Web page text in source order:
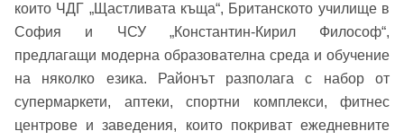
Забравена парола?
Вход
които ЧДГ „Щастливата къща“, Британското училище в
София и ЧСУ „Константин-Кирил Философ“,
предлагащи модерна образователна среда и обучение
на няколко езика. Районът разполага с набор от
супермаркети, аптеки, спортни комплекси, фитнес
центрове и заведения, които покриват ежедневните
Телефон*
Вашето запитване стигна до нас. Ще
се обадим възможно най-бързо.